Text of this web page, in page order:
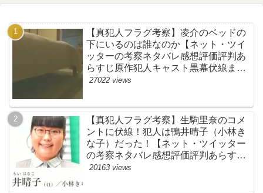
【真犯人フラグ考察】凌介のベッドの
下にいるのは誰なのか【ネット・ツイ
ッターの考察ネタバレ感想評価評判あ
らすじ原作犯人キャスト黒幕伏線まと
め】
27022 views
【真犯人フラグ考察】生駒里奈のコメ
ントに伏線！犯人は鴨井晴子（小林き
な子）だった！【ネット・ツイッター
の考察ネタバレ感想評価評判あらすじ
原作犯人キャスト黒幕伏線まとめ・鴨
20163 views